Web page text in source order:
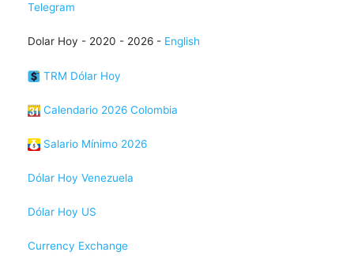
Telegram
Dolar Hoy - 2020 - 2026 - English
TRM Dólar Hoy
Calendario 2026 Colombia
Salario Mínimo 2026
Dólar Hoy Venezuela
Dólar Hoy US
Currency Exchange